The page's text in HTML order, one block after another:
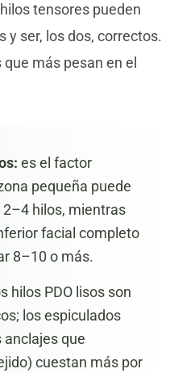
tensores pueden
y ser, los dos, correctos.
más pesan en el
es el factor
pequeña puede
hilos, mientras
facial completo
8–10 o más.
hilos PDO lisos son
los espiculados
anclajes que
cuestan más por